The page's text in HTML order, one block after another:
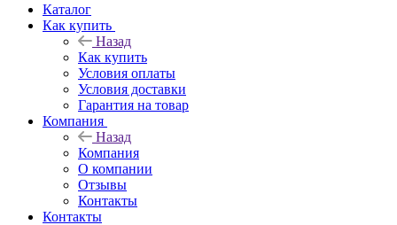
Каталог
Как купить
Назад
Как купить
Условия оплаты
Условия доставки
Гарантия на товар
Компания
Назад
Компания
О компании
Отзывы
Контакты
Контакты